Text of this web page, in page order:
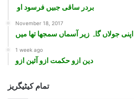
بردر ساقی جبیں فرسود او
November 18, 2017
اپنی جولاں گاہ زير آسماں سمجھا تھا ميں
1 week ago
دین ازو حکمت ازو آئین ازو
تمام کیٹیگریز